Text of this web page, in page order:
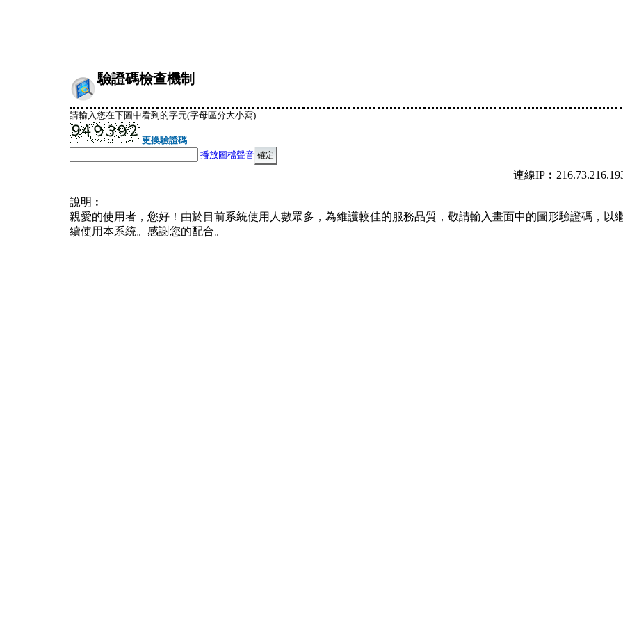
驗證碼檢查機制
請輸入您在下圖中看到的字元(字母區分大小寫)
更換驗證碼
播放圖檔聲音
連線
說明︰
親愛的使用者，您好！由於目前系統使用人數眾多，為維護較佳的服務品質，敬請輸入畫面中的圖形驗證碼，以
續使用本系統。感謝您的配合。